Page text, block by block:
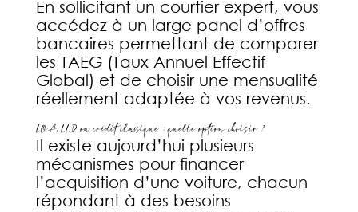
En sollicitant un courtier expert, vous
accédez à un large panel d’offres
bancaires permettant de comparer
les TAEG (Taux Annuel Effectif
Global) et de choisir une mensualité
réellement adaptée à vos revenus.
LOA, LLD ou crédit classique : quelle option choisir ?
Il existe aujourd’hui plusieurs
mécanismes pour financer
l’acquisition d’une voiture, chacun
répondant à des besoins